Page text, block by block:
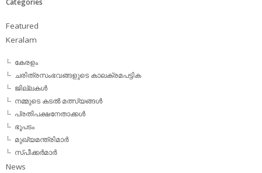
Categories
Featured
Keralam
കേരളം
ചരിത്രസംഭവങ്ങളുടെ കാലക്രമപട്ടിക
ജില്ലകള്‍
നമ്മുടെ കടല്‍ മത്സ്യങ്ങള്‍
പ്രതിപക്ഷനേതാക്കള്‍
ഭൂപടം
മുഖ്യമന്ത്രിമാര്‍
സ്പീക്കര്‍മാര്‍
News